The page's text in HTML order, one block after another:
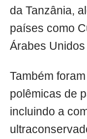
da Tanzânia,
países como
Árabes
Também
polêmicas de
incluindo a